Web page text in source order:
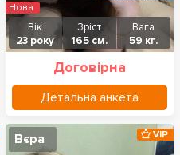
Вік
23 року
Зріст
165 см.
Вага
59 кг.
Договірна
Детальна анкета
Нова
Вєра VIP